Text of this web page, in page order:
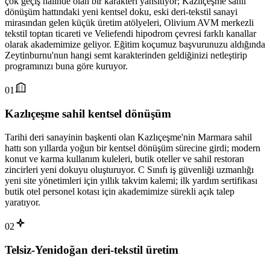
dönüşüm hattındaki yeni kentsel doku, eski deri-tekstil sanayi
mirasından gelen küçük üretim atölyeleri, Olivium AVM merkezli
tekstil toptan ticareti ve Veliefendi hipodrom çevresi farklı kanallar
olarak akademimize geliyor. Eğitim koçumuz başvurunuzu aldığında
Zeytinburnu'nun hangi semt karakterinden geldiğinizi netleştirip
programınızı buna göre kuruyor.
01
Kazlıçeşme sahil kentsel dönüşüm
Tarihi deri sanayinin başkenti olan Kazlıçeşme'nin Marmara sahil
hattı son yıllarda yoğun bir kentsel dönüşüm sürecine girdi; modern
konut ve karma kullanım kuleleri, butik oteller ve sahil restoran
zincirleri yeni dokuyu oluşturuyor. C Sınıfı iş güvenliği uzmanlığı
yeni site yönetimleri için yıllık takvim kalemi; ilk yardım sertifikası
butik otel personel kotası için akademimize sürekli açık talep
yaratıyor.
02
Telsiz-Yenidoğan deri-tekstil üretim